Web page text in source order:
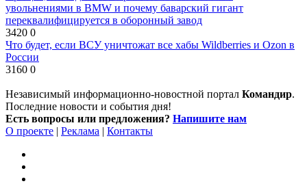
увольнениями в BMW и почему баварский гигант
переквалифицируется в оборонный завод
3420 0
Что будет, если ВСУ уничтожат все хабы Wildberries и Ozon в
России
3160 0
Независимый информационно-новостной портал Командир.
Последние новости и события дня!
Есть вопросы или предложения? Напишите нам
О проекте | Реклама | Контакты